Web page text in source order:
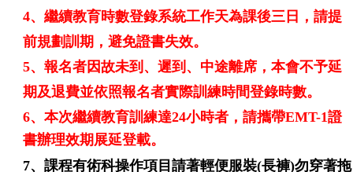
4、繼續教育時數登錄系統工作天為課後三日，請提
前規劃訓期，避免證書失效。
5、報名者因故未到 、遲到 、中途離席 ，本會不予延
期及退費並依照報名者實際訓練時間登錄時數。
6、本次繼續教育訓練達24小時者，請攜帶EMT-1證
書辦理效期展延登載。
7、課程有術科操作項目請著輕便服裝(長褲)勿穿著拖